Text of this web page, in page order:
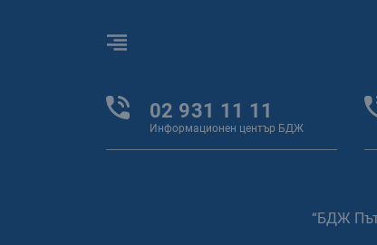
02 931 11 11
Информационен център БДЖ
“БДЖ